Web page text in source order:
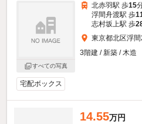
すべての写真
北赤羽駅 歩15
浮間舟渡駅 歩
志村坂上駅 歩
東京都北区浮間
3階建 / 新築 / 木造
宅配ボックス
14.55万円